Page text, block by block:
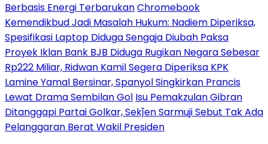
Berbasis Energi TerbarukanChromebook
Kemendikbud Jadi Masalah Hukum: Nadiem Diperiksa,
Spesifikasi Laptop Diduga Sengaja Diubah Paksa
Proyek Iklan Bank BJB Diduga Rugikan Negara Sebesar
Rp222 Miliar, Ridwan Kamil Segera Diperiksa KPK
Lamine Yamal Bersinar, Spanyol Singkirkan Prancis
Lewat Drama Sembilan Gol Isu Pemakzulan Gibran
Ditanggapi Partai Golkar, Sekǰen Sarmuji Sebut Tak Ada
Pelanggaran Berat Wakil Presiden